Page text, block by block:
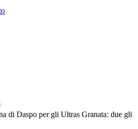
di Daspo per gli Ultras Granata: due gli